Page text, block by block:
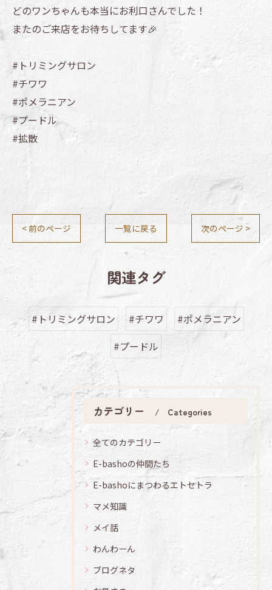
どのワンちゃんも本当にお利口さんでした！
またのご来店をお待ちしてます🎉
#トリミングサロン
#チワワ
#ポメラニアン
#プードル
#拡散
< 前のページ 一覧に戻る 次のページ >
関連タグ
#トリミングサロン #チワワ
#ポメラニアン
#プードル
カテゴリー Categories
全てのカテゴリー
E-bashoの仲間たち
E-bashoにまつわるエトセトラ
マメ知識
メイ話
わんわーん
ブログネタ